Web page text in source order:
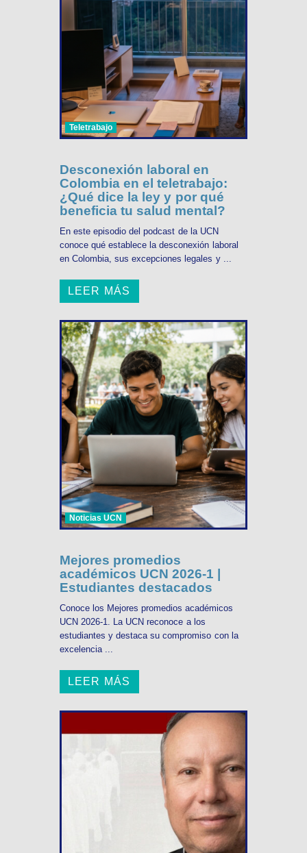
Teletrabajo
Desconexión laboral en
Colombia en el teletrabajo:
¿Qué dice la ley y por qué
beneficia tu salud mental?
En este episodio del podcast de la UCN
conoce qué establece la desconexión laboral
en Colombia, sus excepciones legales y ...
LEER MÁS
Noticias UCN
Mejores promedios
académicos UCN 2026-1 |
Estudiantes destacados
Conoce los Mejores promedios académicos
UCN 2026-1. La UCN reconoce a los
estudiantes y destaca su compromiso con la
excelencia ...
LEER MÁS